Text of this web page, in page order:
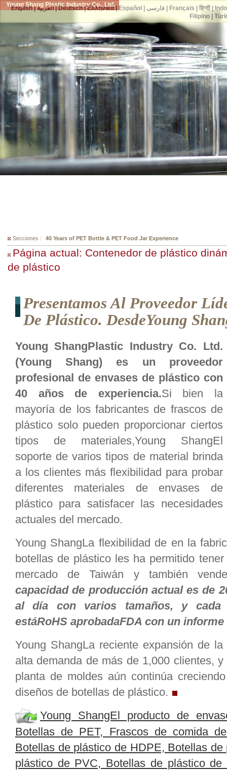
Young Shang Plastic Industry Co., Ltd.
Secciones : 300 Mould Selections For Your PET Bottles
Página actual: Contenedor de plástico
de plástico
Presentamos Al Proveedor
De Plástico. DesdeYoung
Young ShangPlastic Industry Co. Ltd.
(Young Shang) es un proveedor
profesional de envases de plástico con
40 años de experiencia.Si bien la
mayoría de los fabricantes de frascos de
plástico solo pueden proporcionar ciertos
tipos de materiales,Young ShangEl
soporte de varios tipos de material brinda
a los clientes más flexibilidad para probar
diferentes materiales de envases de
plástico para satisfacer las necesidades
actuales del mercado.
Young ShangLa flexibilidad de en la
botellas de plástico les ha permitido
mercado de Taiwán y también
capacidad de producción actual es de
al día con varios tamaños, y cada
estáRoHS aprobadaFDA con un
Young ShangLa reciente expansión de
alta demanda de más de 1,000 clientes,
planta de moldes aún continúa
diseños de botellas de plástico.
Young ShangEl producto de
Botellas de PET, Frascos de comida
Botellas de plástico de HDPE, Botellas
plástico de PVC, Botellas de plástico
English|العربية|Deutsch|Ελληνικά| Español فارسی| Français हिन्दी|
Filipino|